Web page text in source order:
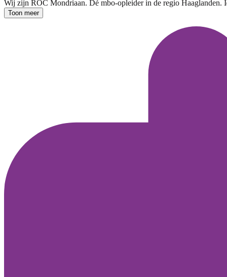
Wij zijn ROC Mondriaan. Dé mbo-opleider in de regio Haaglanden.
Toon meer